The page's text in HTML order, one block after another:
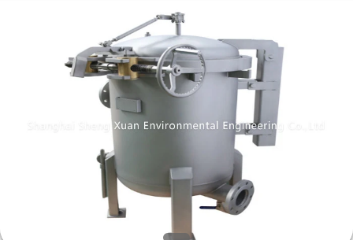
ПРОДУКТЫ